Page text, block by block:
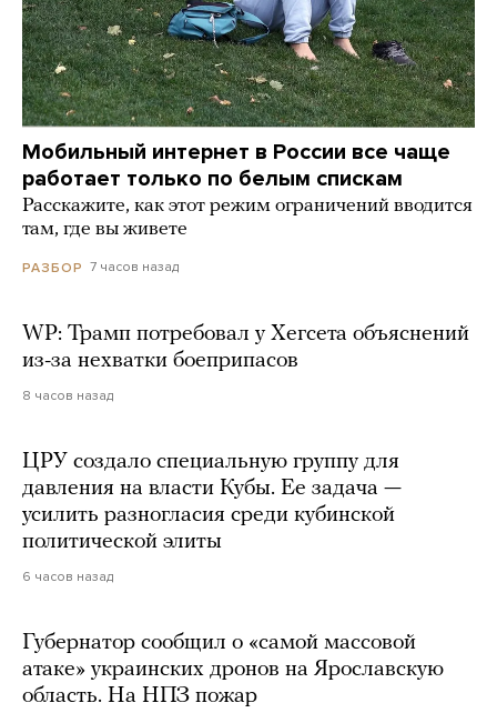
Мобильный интернет в России все чаще
работает только по белым спискам
Расскажите, как этот режим ограничений вводится
там, где вы живете
РАЗБОР 7 часов назад
WP: Трамп потребовал у Хегсета объяснений
из-за нехватки боеприпасов
8 часов назад
ЦРУ создало специальную группу для
давления на власти Кубы. Ее задача —
усилить разногласия среди кубинской
политической элиты
6 часов назад
Губернатор сообщил о «самой массовой
атаке» украинских дронов на Ярославскую
область. На НПЗ пожар